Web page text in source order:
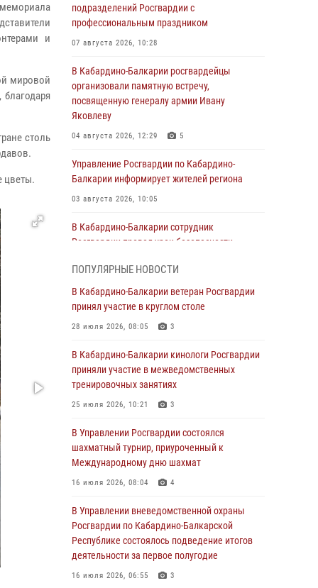
и
мировой
столь
цветы.
подразделений Росгвардии с
профессиональным праздником
07 августа 2026, 10:28
В Кабардино-Балкарии росгвардейцы
организовали памятную встречу,
посвященную генералу армии Ивану
Яковлеву
04 августа 2026, 12:29 5
Управление Росгвардии по Кабардино-
Балкарии информирует жителей региона
03 августа 2026, 10:05
В Кабардино‑Балкарии сотрудник
Росгвардии провел урок безопасности
1 августа – День дежурной службы войск
национальной гвардии Российской
В Росгвардии вспоминают российских
воинов, погибших в Первой мировой войне
Директор Росгвардии Герой России генерал
армии Виктор Золотов поздравил
специалистов подразделений тыла с
01 августа 2026, 00:10
Росгвардия обеспечивает безопасность
граждан на южном направлении
31 июля 2026, 09:22
ПОПУЛЯРНЫЕ НОВОСТИ
В Кабардино-Балкарии ветеран Росгвардии
принял участие в круглом столе
28 июля 2026, 08:05 3
В Кабардино-Балкарии кинологи Росгвардии
приняли участие в межведомственных
тренировочных занятиях
25 июля 2026, 10:21 3
В Управлении Росгвардии состоялся
шахматный турнир, приуроченный к
Международному дню шахмат
16 июля 2026, 08:04 4
В Управлении вневедомственной охраны
Росгвардии по Кабардино-Балкарской
Республике состоялось подведение итогов
деятельности за первое полугодие
16 июля 2026, 06:55 3